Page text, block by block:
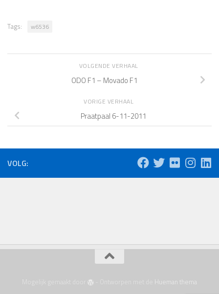
Tags: w6536
VOLGENDE VERHAAL
ODO F1 – Movado F1
VORIGE VERHAAL
Praatpaal 6-11-2011
VOLG:
Mogelijk gemaakt door - Ontworpen met de Hueman thema